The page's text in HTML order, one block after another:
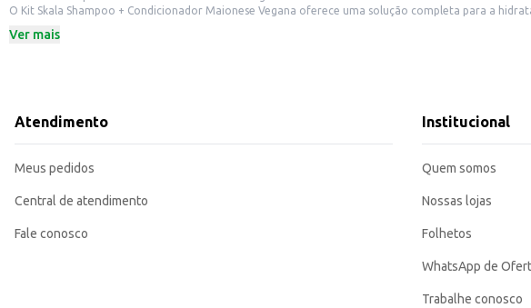
O Kit Skala Shampoo + Condicionador Maionese Vegana oferece uma solução completa para a hidratação capilar. Ideal para revenda em salões de beleza, lojas de cosméticos e farmácias, este kit também é
Dicas de Uso:
final quanto para o comércio varejista.
Marca: Skala
Categoria: Kit para cabelo
Ver mais
Atendimento
Meus pedidos
Central de atendimento
Fale conosco
Institucional
Quem somos
Nossas lojas
Folhetos
WhatsApp de
Trabalhe conosco